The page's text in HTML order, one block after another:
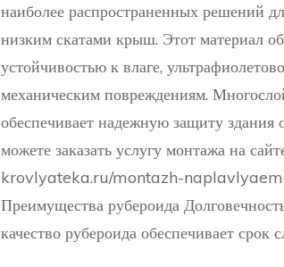
наиболее распространенных решений
низким скатами крыш. Этот материал
устойчивостью к влаге,
механическим повреждениям.
обеспечивает надежную защиту здания
можете заказать услугу монтажа на
krovlyateka.ru/montazh-
Преимущества рубероида
качество рубероида обеспечивает срок